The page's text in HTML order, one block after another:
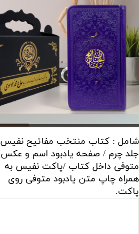
شامل : کتاب منتخب مفاتیح نفیس
جلد چرم / صفحه یادبود اسم و عکس
متوفی داخل کتاب /پاکت نفیس به
همراه چاپ متن یادبود متوفی روی
پاکت.